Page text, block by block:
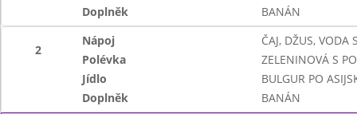
Doplněk
BANÁN
2
Nápoj
ČAJ, DŽUS, VODA
Polévka
ZELENINOVÁ S
Jídlo
BULGUR PO
Doplněk
BANÁN